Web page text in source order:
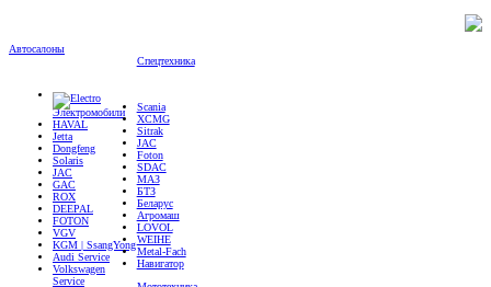
Электромобили
HAVAL
Jetta
Dongfeng
Solaris
JAC
GAC
ROX
DEEPAL
FOTON
VGV
KGM | SsangYong
Audi Service
Volkswagen
Service
XCMG
Sitrak
JAC
Foton
SDAC
МАЗ
БТЗ
Беларус
Агромаш
LOVOL
WEIHE
Metal-Fach
Навигатор
Мототехника